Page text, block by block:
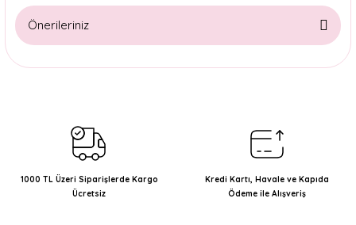
Önerileriniz
Bu ürünün fiyat bilgisi, resim, ürün açıklamalarında ve diğer
Ürün resmi kalitesiz, bozuk veya görüntülenemiyor.
Ürün açıklamasında eksik bilgiler bulunuyor.
Ürün bilgilerinde hatalar bulunuyor.
1000 TL Üzeri Siparişlerde Kargo
Ücretsiz
Kredi Kartı, Havale ve Kapıda
Ödeme ile Alışveriş